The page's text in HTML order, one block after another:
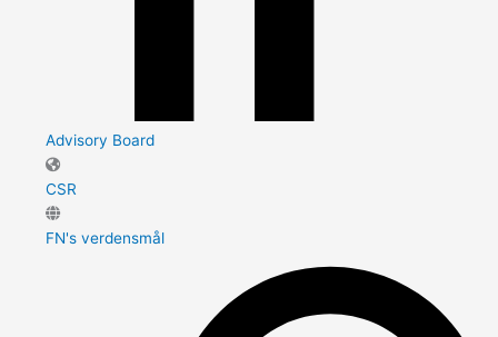
Advisory Board
CSR
FN's verdensmål